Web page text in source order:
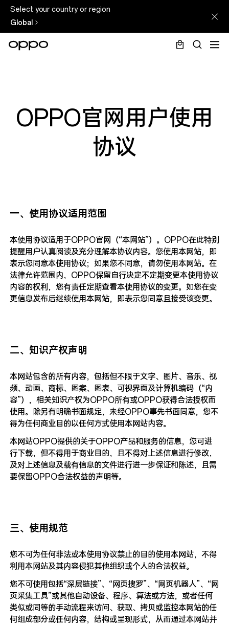
Select your country or region
Global
OPPO官网用户使用
协议
一、使用协议适用范围
本使用协议适用于OPPO官网（“本网站”）。OPPO在此特别
提醒用户认真阅读及充分理解本协议内容。您使用本网站，即
表示您同意本使用协议；如果您不同意，请勿使用本网站。在
法律允许范围内，OPPO保留自行决定不定期变更本使用协议
内容的权利，您有责任定期查看本使用协议的变更。如您在变
更信息发布后继续使用本网站，即表示您同意且接受该变更。
二、知识产权声明
本网站包含的所有内容，包括但不限于文字、图片、音乐、视
频、动画、商标、图案、图表、可视界面及计算机编码（“内
容”），相关知识产权为OPPO所有或OPPO获得合法授权而
使用。除另有明确书面规定，未经OPPO事先书面同意，您不
得为任何商业目的以任何方式使用本网站内容。
本网站OPPO提供的关于OPPO产品和服务的信息，您可进
行下载，但不得用于商业目的，且不得对上述信息进行修改，
及对上述信息及载有信息的文件进行进一步保证和陈述，且需
要保留OPPO合法权益的声明等。
三、使用规范
您不可为任何非法或本使用协议禁止的目的使用本网站，不得
利用本网站及其内容侵犯其他组织或个人的合法权益。
您不可使用包括“深层链接”、“网页搜罗”、“网页机器人”、“网
页采集工具”或其他自动设备、程序、算法或方法，或者任何
类似或同等的手动流程来访问、获取、拷贝或监控本网站的任
何组成部分或任何内容，结构或呈现形式，从而通过本网站并